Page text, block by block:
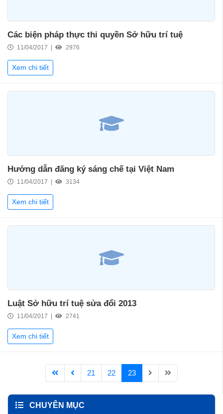
Các biện pháp thực thi quyền Sở hữu trí tuệ
11/04/2017 | 2976
Xem chi tiết
Hướng dẫn đăng ký sáng chế tại Việt Nam
11/04/2017 | 3134
Xem chi tiết
Luật Sở hữu trí tuệ sửa đổi 2013
11/04/2017 | 2741
Xem chi tiết
21 22 23
CHUYÊN MỤC